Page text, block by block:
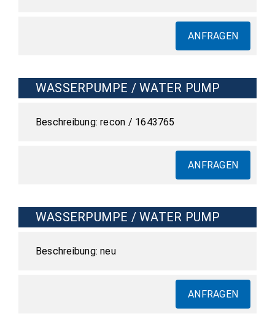
ANFRAGEN
WASSERPUMPE / WATER PUMP
recon / 1643765
ANFRAGEN
WASSERPUMPE / WATER PUMP
neu
ANFRAGEN